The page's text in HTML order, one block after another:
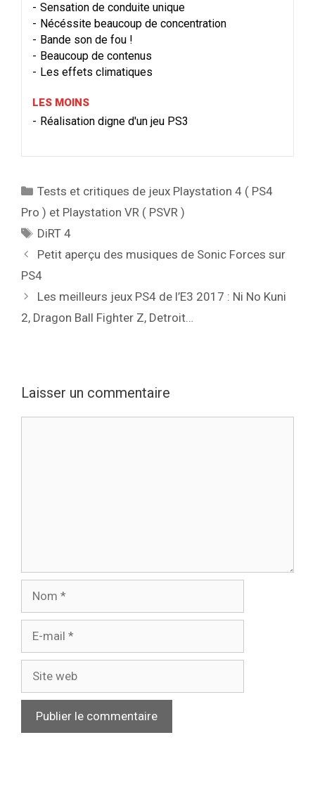
Sensation de conduite unique
Nécéssite beaucoup de concentration
Bande son de fou !
Beaucoup de contenus
Les effets climatiques
LES MOINS
Réalisation digne d'un jeu PS3
Catégories
Tests et critiques de jeux Playstation 4 ( PS4
Pro ) et Playstation VR ( PSVR )
Étiquettes
DiRT 4
Petit aperçu des musiques de Sonic Forces sur
PS4
Les meilleurs jeux PS4 de l’E3 2017 : Ni No Kuni
2, Dragon Ball Fighter Z, Detroit…
Laisser un commentaire
mail
web